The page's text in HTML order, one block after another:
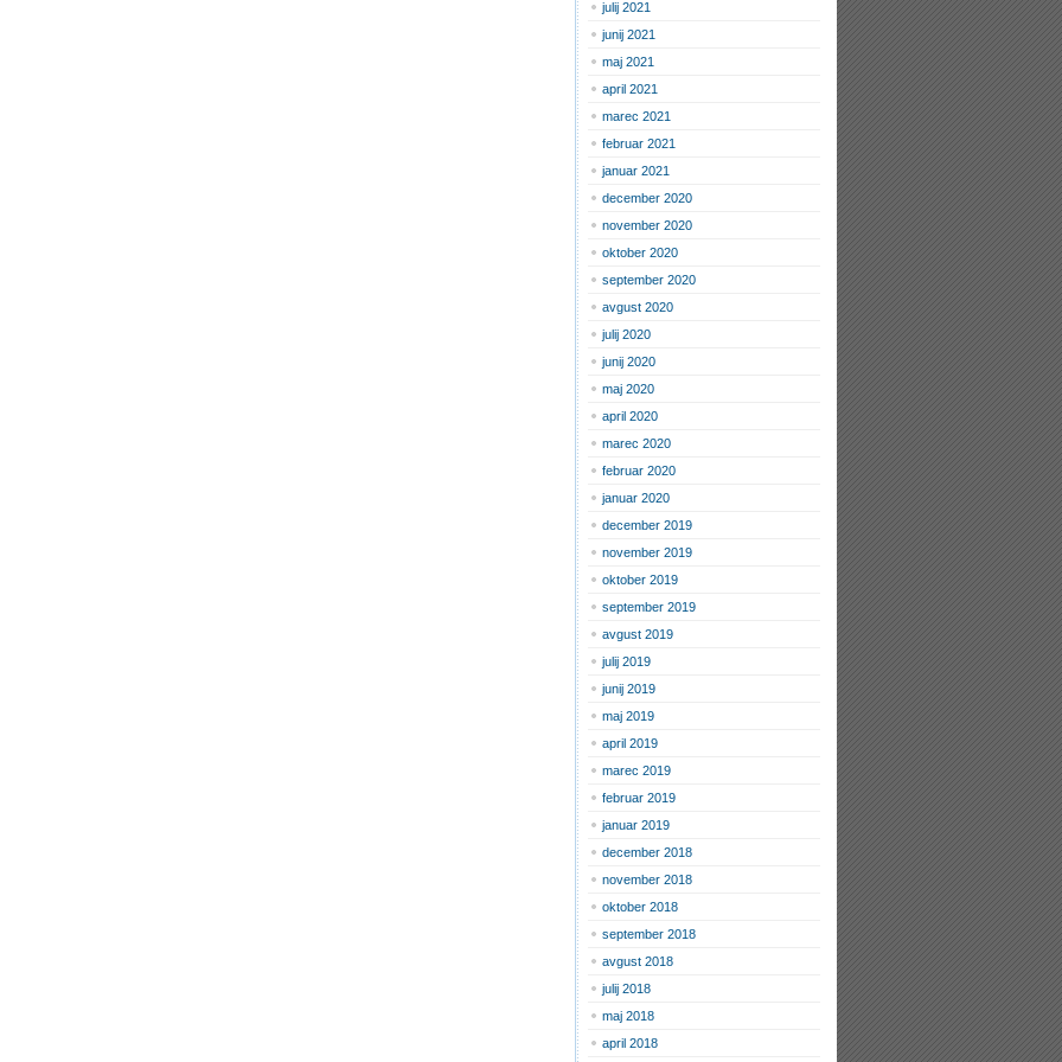
julij 2021
junij 2021
maj 2021
april 2021
marec 2021
februar 2021
januar 2021
december 2020
november 2020
oktober 2020
september 2020
avgust 2020
julij 2020
junij 2020
maj 2020
april 2020
marec 2020
februar 2020
januar 2020
december 2019
november 2019
oktober 2019
september 2019
avgust 2019
julij 2019
junij 2019
maj 2019
april 2019
marec 2019
februar 2019
januar 2019
december 2018
november 2018
oktober 2018
september 2018
avgust 2018
julij 2018
maj 2018
april 2018